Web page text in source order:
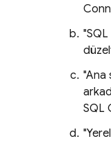
"
"Ana
SQL
"Yerel